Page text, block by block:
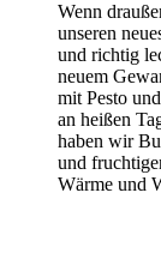
Wenn
unseren
und richtig
neuem
mit Pesto
an heißen
haben wir
und
Wärme und